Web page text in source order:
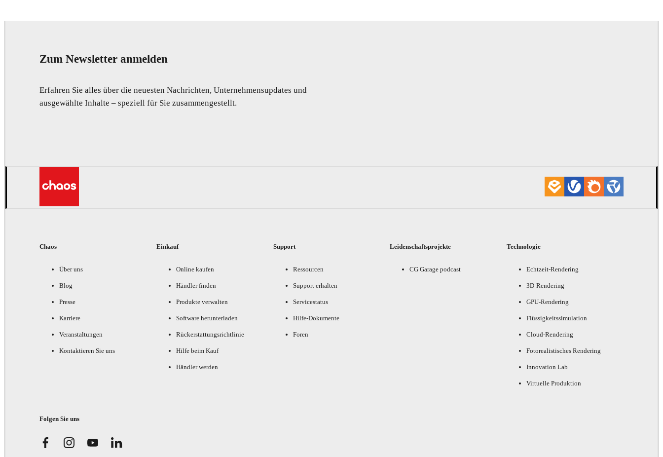
Zum Newsletter anmelden
Erfahren Sie alles über die neuesten Nachrichten, Unternehmensupdates und
ausgewählte Inhalte – speziell für Sie zusammengestellt.
Chaos
Über uns
Blog
Presse
Karriere
Veranstaltungen
Kontaktieren Sie uns
Einkauf
Online kaufen
Händler finden
Produkte verwalten
Software herunterladen
Rückerstattungsrichtlinie
Hilfe beim Kauf
Händler werden
Support
Ressourcen
Support erhalten
Servicestatus
Hilfe-Dokumente
Foren
Leidenschaftsprojekte
CG Garage podcast
Technologie
Echtzeit-Rendering
3D-Rendering
GPU-Rendering
Flüssigkeitssimulation
Cloud-Rendering
Fotorealistisches Rendering
Innovation Lab
Virtuelle Produktion
Folgen Sie uns